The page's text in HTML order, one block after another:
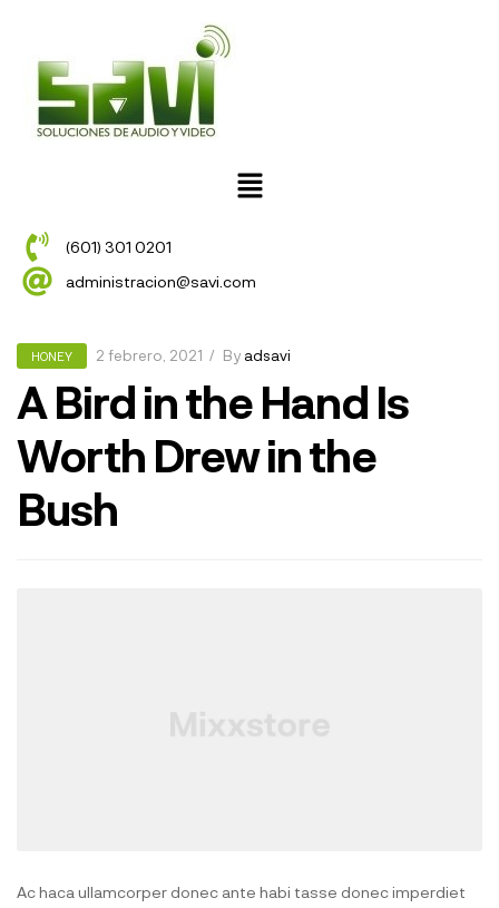
(601) 301 0201
administracion@savi.com
HONEY 2 febrero, 2021 By adsavi
A Bird in the Hand Is
Worth Drew in the
Bush
Ac haca ullamcorper donec ante habi tasse donec imperdiet